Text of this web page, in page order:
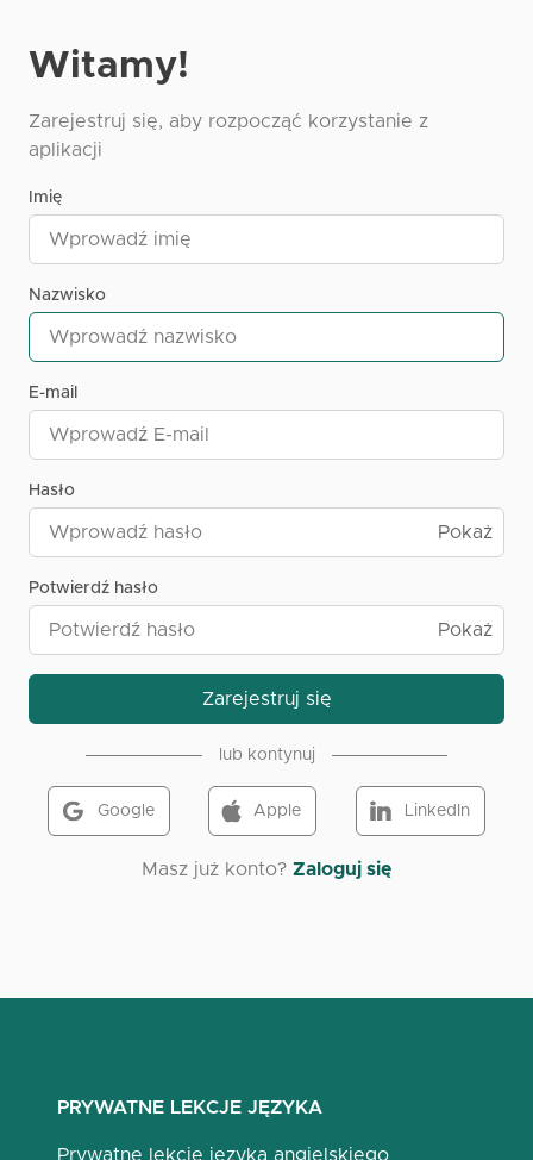
Witamy!
Zarejestruj się, aby rozpocząć korzystanie z
aplikacji
Imię
Nazwisko
E-mail
Hasło
Pokaż
Potwierdź hasło
Pokaż
Zarejestruj się
lub kontynuj
Google Apple LinkedIn
Masz już konto? Zaloguj się
PRYWATNE LEKCJE JĘZYKA
Prywatne lekcje języka angielskiego